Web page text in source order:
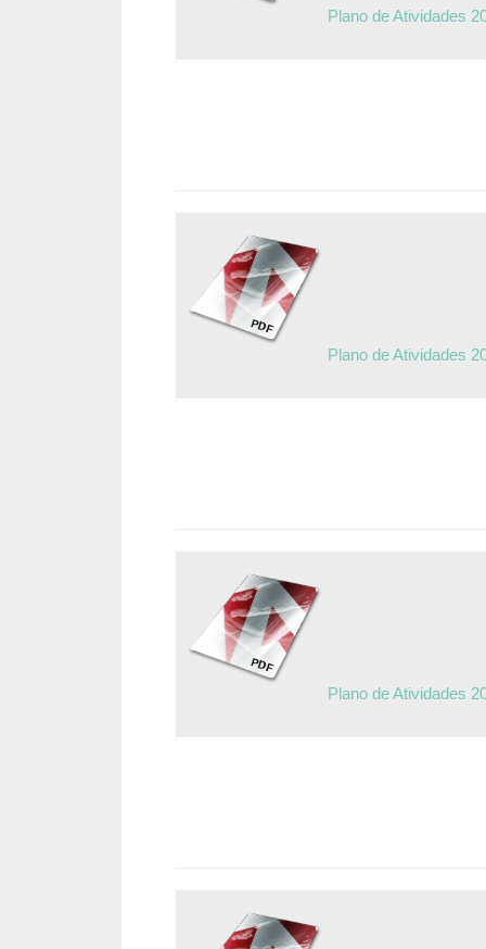
Plano de Atividades
Plano de Atividades
Plano de Atividades